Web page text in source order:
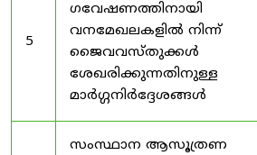
5
ഗവേഷണത്തിനായി
വനമേഖലകളിൽ നിന്ന്
ജൈവവസ്തുക്കൾ
ശേഖരിക്കുന്നതിനുള്ള
മാർഗ്ഗനിർദ്ദേശങ്ങൾ
സംസ്ഥാന ആസൂത്രണ